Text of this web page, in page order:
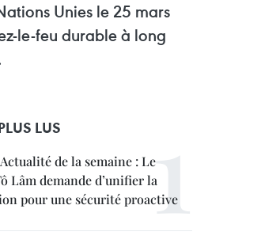
Unies le 25 mars
le-feu durable à long
LUS
Actualité de la semaine : Le
Lâm demande d’unifier la
pour une sécurité proactive